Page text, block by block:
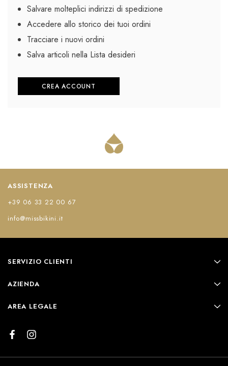
Salvare molteplici indirizzi di spedizione
Accedere allo storico dei tuoi ordini
Tracciare i nuovi ordini
Salva articoli nella Lista desideri
CREA ACCOUNT
ASSISTENZA
+39 06 33 22 00 67
info@missbikini.it
SERVIZIO CLIENTI
AZIENDA
AREA LEGALE